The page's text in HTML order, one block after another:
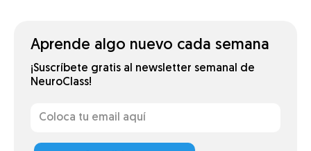
Aprende algo nuevo cada semana
¡Suscríbete gratis al newsletter semanal de
NeuroClass!